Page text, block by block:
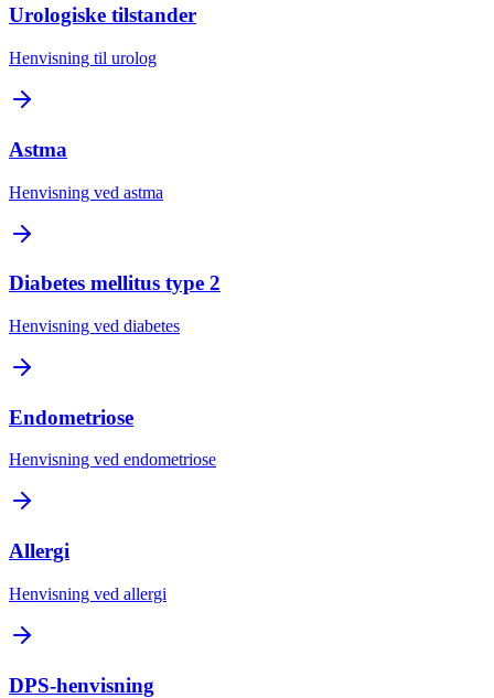
Urologiske tilstander
Henvisning til urolog
Astma
Henvisning ved astma
Diabetes mellitus type 2
Henvisning ved diabetes
Endometriose
Henvisning ved endometriose
Allergi
Henvisning ved allergi
DPS-henvisning